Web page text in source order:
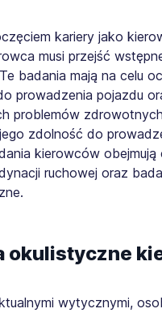
kariery jako
musi przejść
badania mają na celu
prowadzenia pojazdu
problemów
zdolność do
kierowców
ruchowej oraz
okulistyczne
wytycznymi,